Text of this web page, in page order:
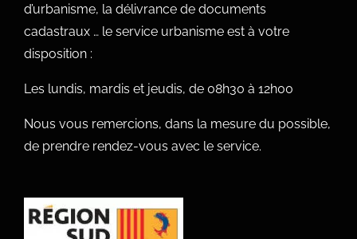
d’urbanisme, la délivrance de documents
cadastraux … le service urbanisme est à votre
disposition :
Les lundis, mardis et jeudis, de 08h30 à 12h00
Nous vous remercions, dans la mesure du possible,
de prendre rendez-vous avec le service.